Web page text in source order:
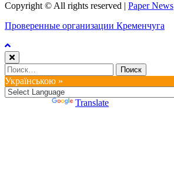
Copyright © All rights reserved | Paper News
Проверенные организации Кременчуга
Найти:
Українською »
Translate